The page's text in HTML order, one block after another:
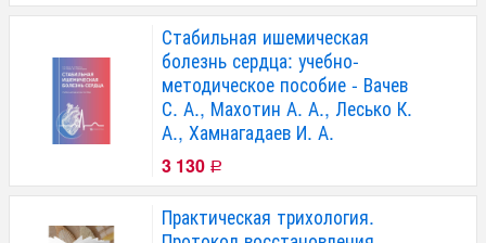
Стабильная ишемическая
болезнь сердца: учебно-
методическое пособие - Вачев
С. А., Махотин А. А., Лесько К.
А., Хамнагадаев И. А.
3 130 Р
Практическая трихология.